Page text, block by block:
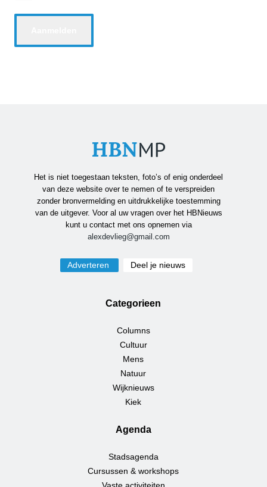
Het is niet toegestaan teksten, foto’s of enig onderdeel
van deze website over te nemen of te verspreiden
zonder bronvermelding en uitdrukkelijke toestemming
van de uitgever. Voor al uw vragen over het HBNieuws
kunt u contact met ons opnemen via
alexdevlieg@gmail.com
Adverteren Deel je nieuws
Categorieen
Columns
Cultuur
Mens
Natuur
Wijknieuws
Kiek
Agenda
Stadsagenda
Cursussen & workshops
Vaste activiteiten